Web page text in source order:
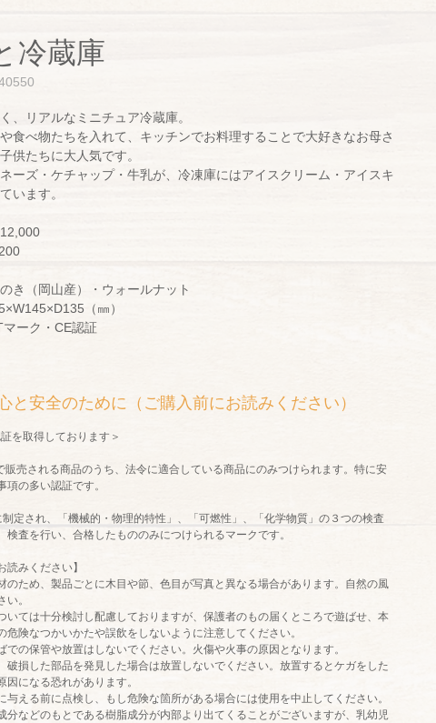
冷蔵庫
、リアルなミニチュア冷蔵庫。
食べ物たちを入れて、キッチンでお料理することで大好きなお母さ
供たちに大人気です。
ーズ・ケチャップ・牛乳が、冷凍庫にはアイスクリーム・アイスキ
います。
き（岡山産）・ウォールナット
（㎜）
マーク・CE認証
と安全のために（ご購入前にお読みください）
を取得しております＞
販売される商品のうち、法令に適合している商品にのみつけられます。特に安
の多い認証です。
制定され、「機械的・物理的特性」、「可燃性」、「化学物質」の３つの検査
検査を行い、合格したもののみにつけられるマークです。
読みください】
のため、製品ごとに木目や節、色目が写真と異なる場合があります。自然の風
。
いては十分検討し配慮しておりますが、保護者のもの届くところで遊ばせ、本
危険なつかいかたや誤飲をしないように注意してください。
での保管や放置はしないでください。火傷や火事の原因となります。
破損した部品を発見した場合は放置しないでください。放置するとケガをした
因になる恐れがあります。
与える前に点検し、もし危険な箇所がある場合には使用を中止してください。
分などのもとである樹脂成分が内部より出てくることがございますが、乳幼児